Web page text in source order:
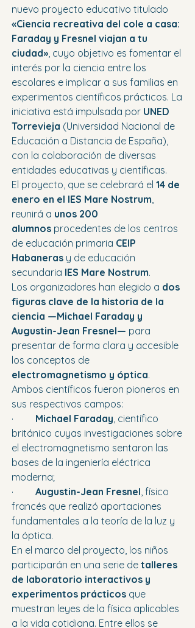
nuevo proyecto educativo titulado
«Ciencia recreativa del cole a casa:
Faraday y Fresnel viajan a tu
ciudad», cuyo objetivo es fomentar el
interés por la ciencia entre los
escolares e implicar a sus familias en
experimentos científicos prácticos. La
iniciativa está impulsada por UNED
Torrevieja (Universidad Nacional de
Educación a Distancia de España),
con la colaboración de diversas
entidades educativas y científicas.
El proyecto, que se celebrará el 14 de
enero en el IES Mare Nostrum,
reunirá a unos 200
alumnos procedentes de los centros
de educación primaria CEIP
Habaneras y de educación
secundaria IES Mare Nostrum.
Los organizadores han elegido a dos
figuras clave de la historia de la
ciencia —Michael Faraday y
Augustin-Jean Fresnel— para
presentar de forma clara y accesible
los conceptos de
electromagnetismo y óptica.
Ambos científicos fueron pioneros en
sus respectivos campos:
· Michael Faraday, científico
británico cuyas investigaciones sobre
el electromagnetismo sentaron las
bases de la ingeniería eléctrica
moderna;
· Augustin-Jean Fresnel, físico
francés que realizó aportaciones
fundamentales a la teoría de la luz y
la óptica.
En el marco del proyecto, los niños
participarán en una serie de talleres
de laboratorio interactivos y
experimentos prácticos que
muestran leyes de la física aplicables
a la vida cotidiana. Entre ellos se